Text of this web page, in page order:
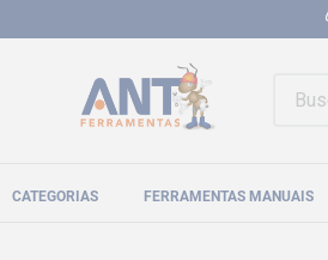
CATEGORIAS FERRAMENTAS MANUAIS